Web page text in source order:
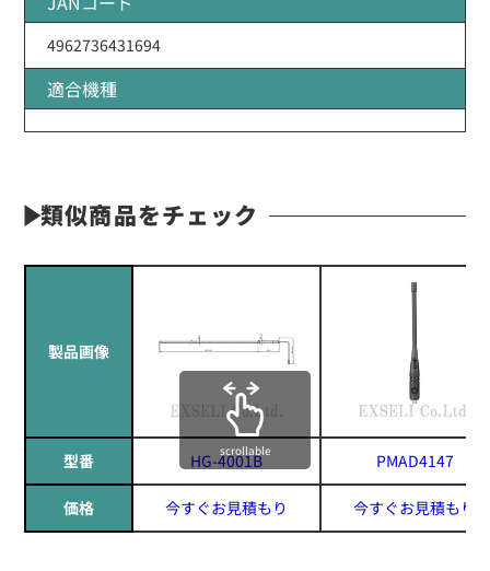
4962736431694
適合機種
類似商品をチェック
製品画像
型番 HG-4001B PMAD4147
価格 今すぐお見積もり 今すぐお見積もり
scrollable